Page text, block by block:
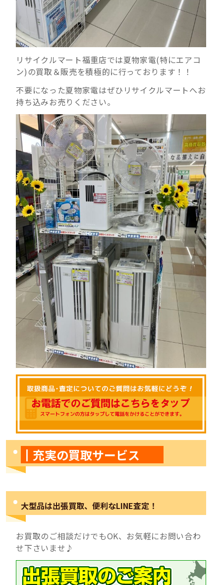
リサイクルマート福重店では夏物家電(特にエアコ
ン)の買取＆販売を積極的に行っております！！
不要になった夏物家電はぜひリサイクルマートへお
持ち込みお売りください。
┃充実の買取サービス
大型品は出張買取、便利なLINE査定！
お買取のご相談だけでもOK、お気軽にお問い合わ
せ下さいませ♪